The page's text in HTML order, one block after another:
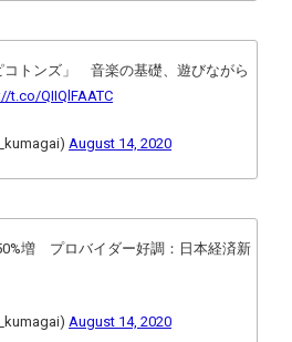
コトンズ」 音楽の基礎、遊びながら
t.co/QIIQlFAATC
August 14, 2020
増 プロバイダー好調：日本経済新
August 14, 2020